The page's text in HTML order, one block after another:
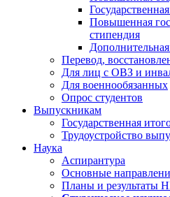
Повышенная
стипендия
Перевод,
Для лиц с ОВЗ и
Для военнообязанных
Опрос студентов
Выпускникам
Государственная
Трудоустройство
Наука
Аспирантура
Основные
Планы и результаты